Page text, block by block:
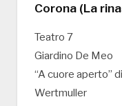
Corona (La
Teatro 7
Giardino De Meo
“A cuore aperto”
Wertmuller